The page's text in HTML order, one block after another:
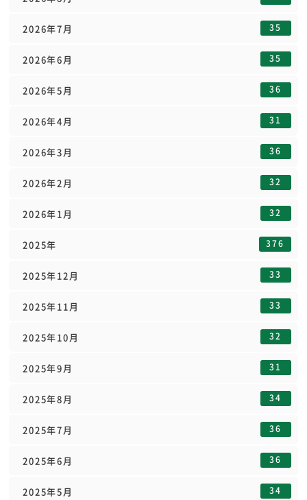
2026年7月 35
2026年6月 35
2026年5月 36
2026年4月 31
2026年3月 36
2026年2月 32
2026年1月 32
2025年 376
2025年12月 33
2025年11月 33
2025年10月 32
2025年9月 31
2025年8月 34
2025年7月 36
2025年6月 36
2025年5月 34